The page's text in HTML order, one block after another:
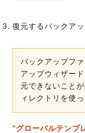
復元するバックア
バックアップフ
アップウィザー
元できないこと
ィレクトリを使
"グローバルテンプ